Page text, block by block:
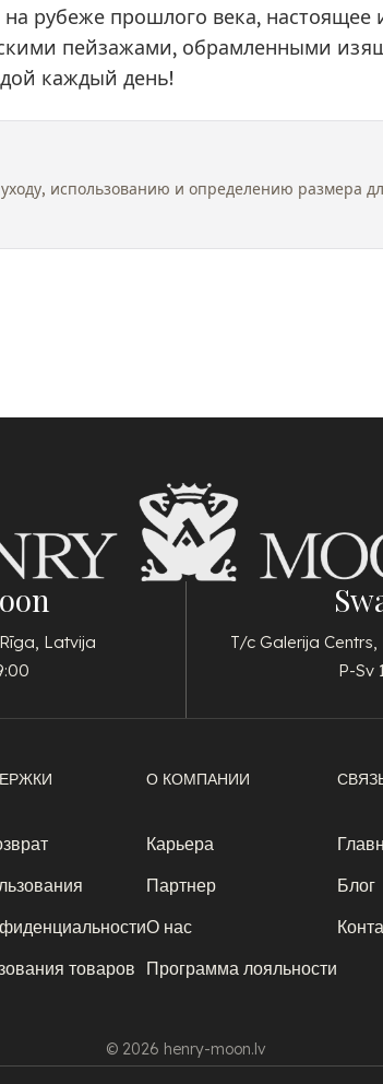
рубеже прошлого века,
пейзажами, обрамленными
каждый день!
использованию и определению размера
Latvija
T/c Galerija
P-Sv
товаров
О КОМПАНИИ
Карьера
Партнер
О нас
Программа лояльности
Блог
© 2026 henry-moon.lv